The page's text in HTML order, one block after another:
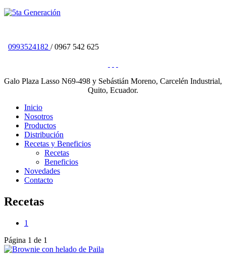
0993524182 / 0967 542 625
Galo Plaza Lasso N69-498 y Sebástián Moreno, Carcelén Industrial,
Quito, Ecuador.
Inicio
Nosotros
Productos
Distribución
Recetas y Beneficios
Recetas
Beneficios
Novedades
Contacto
Recetas
1
Página 1 de 1